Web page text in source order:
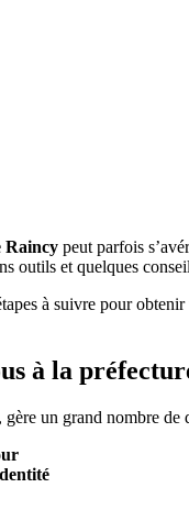
Raincy peut parfois
outils et quelques
à suivre pour
à la
gère un grand nombre